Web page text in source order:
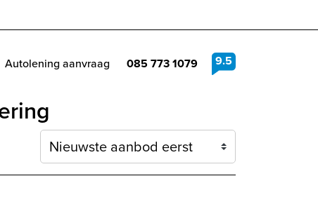
9.5
Autolening aanvraag 085 773 1079
Sortering